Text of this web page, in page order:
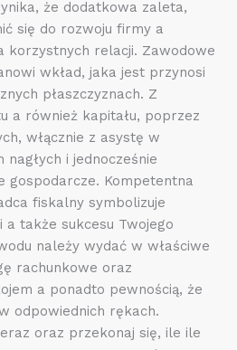
że dodatkowa zaleta,
się do rozwoju firmy a
korzystnych relacji. Zawodowe
wkład, jaka jest przynosi
płaszczyznach. Z
a również kapitału, poprzez
włącznie z asystę w
i jednocześnie
gospodarcze. Kompetentna
fiskalny symbolizuje
także sukcesu Twojego
należy wydać w właściwe
rachunkowe oraz
a ponadto pewnością, że
odpowiednich rękach.
oraz przekonaj się, ile ile